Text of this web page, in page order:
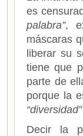
es
palabra”,
máscaras
liberar su
tiene que
parte de
porque la
“diversidad”
Decir la